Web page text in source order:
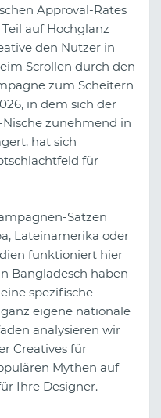
Approval-Rates
auf Hochglanz
den Nutzer in
Scrollen durch den
zum Scheitern
in dem sich der
zunehmend in
hat sich
für
Sätzen
Lateinamerika oder
funktioniert hier
Bangladesch haben
spezifische
eigene nationale
analysieren wir
Creatives für
Mythen auf
Ihre Designer.